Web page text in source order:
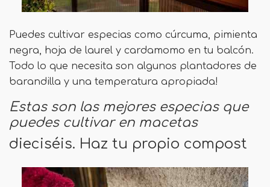
Puedes cultivar especias como cúrcuma, pimienta
negra, hoja de laurel y cardamomo en tu balcón.
Todo lo que necesita son algunos plantadores de
barandilla y una temperatura apropiada!
Estas son las mejores especias que
puedes cultivar en macetas
dieciséis. Haz tu propio compost